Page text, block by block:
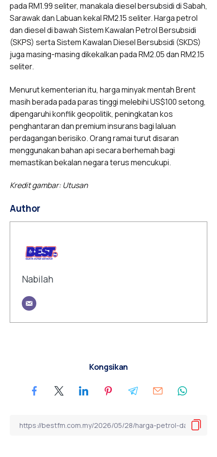
pada RM1.99 seliter, manakala diesel bersubsidi di Sabah,
Sarawak dan Labuan kekal RM2.15 seliter. Harga petrol
dan diesel di bawah Sistem Kawalan Petrol Bersubsidi
(SKPS) serta Sistem Kawalan Diesel Bersubsidi (SKDS)
juga masing-masing dikekalkan pada RM2.05 dan RM2.15
seliter.
Menurut kementerian itu, harga minyak mentah Brent
masih berada pada paras tinggi melebihi US$100 setong,
dipengaruhi konflik geopolitik, peningkatan kos
penghantaran dan premium insurans bagi laluan
perdagangan berisiko. Orang ramai turut disaran
menggunakan bahan api secara berhemah bagi
memastikan bekalan negara terus mencukupi.
Kredit gambar: Utusan
Author
Nabilah
Kongsikan